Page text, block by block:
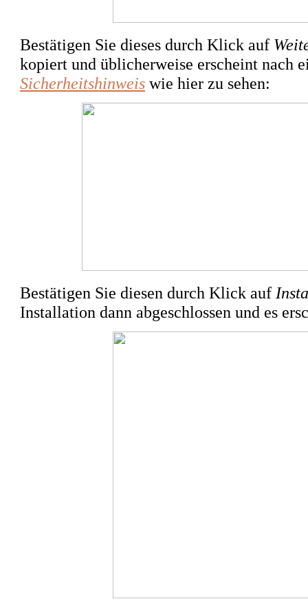
Bestätigen Sie dieses durch Klick auf
kopiert und üblicherweise erscheint nach
Sicherheitshinweis wie hier zu sehen:
Bestätigen Sie diesen durch Klick auf
Installation dann abgeschlossen und es